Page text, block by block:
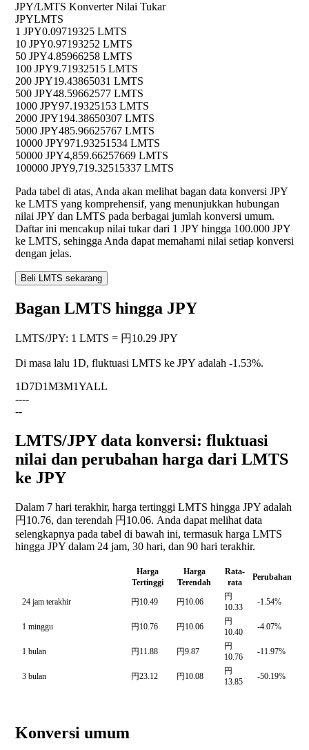
JPY/LMTS Konverter Nilai Tukar
JPYLMTS
1 JPY0.09719325 LMTS
10 JPY0.97193252 LMTS
50 JPY4.85966258 LMTS
100 JPY9.71932515 LMTS
200 JPY19.43865031 LMTS
500 JPY48.59662577 LMTS
1000 JPY97.19325153 LMTS
2000 JPY194.38650307 LMTS
5000 JPY485.96625767 LMTS
10000 JPY971.93251534 LMTS
50000 JPY4,859.66257669 LMTS
100000 JPY9,719.32515337 LMTS
Pada tabel di atas, Anda akan melihat bagan data konversi JPY
ke LMTS yang komprehensif, yang menunjukkan hubungan
nilai JPY dan LMTS pada berbagai jumlah konversi umum.
Daftar ini mencakup nilai tukar dari 1 JPY hingga 100.000 JPY
ke LMTS, sehingga Anda dapat memahami nilai setiap konversi
dengan jelas.
Beli LMTS sekarang
Bagan LMTS hingga JPY
LMTS/JPY: 1 LMTS = 円10.29 JPY
Di masa lalu 1D, fluktuasi LMTS ke JPY adalah -1.53%.
1D7D1M3M1YALL
----
--
LMTS/JPY data konversi: fluktuasi
nilai dan perubahan harga dari LMTS
ke JPY
Dalam 7 hari terakhir, harga tertinggi LMTS hingga JPY adalah
円10.76, dan terendah 円10.06. Anda dapat melihat data
selengkapnya pada tabel di bawah ini, termasuk harga LMTS
hingga JPY dalam 24 jam, 30 hari, dan 90 hari terakhir.
Harga
Tertinggi
Harga
Terendah
Rata-
rata
Perubahan
24 jam terakhir 円10.49 円10.06
円
10.33
-1.54%
1 minggu 円10.76 円10.06
円
10.40
-4.07%
1 bulan 円11.88 円9.87
円
10.76
-11.97%
3 bulan 円23.12 円10.08
円
13.85
-50.19%
Konversi umum